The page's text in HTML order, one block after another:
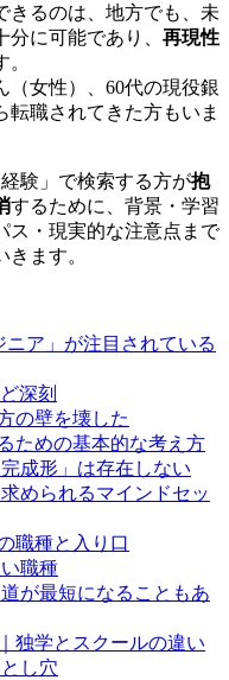
きるのは、地方でも、未
に可能であり、 再現性
（女性）、60代の現役銀
職されてきた方もいま
験」で検索する方が抱
するために、背景・学習
ス・現実的な注意点まで
ます。
ア」が注目されている
深刻
の壁を壊した
ための基本的な考え方
成形」は存在しない
められるマインドセッ
職種と入り口
職種
が最短になることもあ
独学とスクールの違い
し穴